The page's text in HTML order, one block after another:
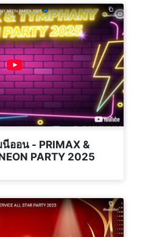
ออน - PRIMAX &
PARTY 2025